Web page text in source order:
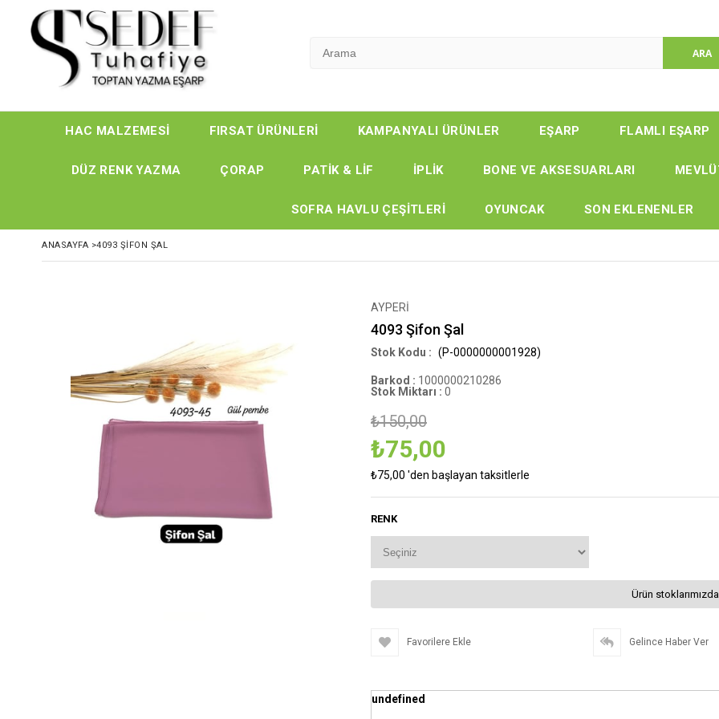
HAC MALZEMESİ FIRSAT ÜRÜNLERİ KAMPANYALI ÜRÜNLER EŞARP FLAMLI EŞARP
DÜZ RENK YAZMA ÇORAP PATİK & LİF İPLİK BONE VE AKSESUARLARI
SOFRA HAVLU ÇEŞİTLERİ OYUNCAK SON EKLENENLER
ANASAYFA >4093 ŞIFON ŞAL
AYPERİ
4093 Şifon Şal
(P-0000000001928)
Barkod : 1000000210286
Stok Miktarı : 0
₺150,00
₺75,00
₺75,00 'den başlayan taksitlerle
RENK
Ürün
Favorilere Ekle Gelince Haber Ver
undefined